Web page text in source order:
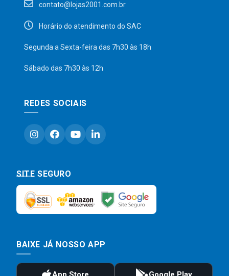
contato@lojas2001.com.br
Horário do atendimento do SAC
Segunda a Sexta-feira das 7h30 às 18h
Sábado das 7h30 às 12h
REDES SOCIAIS
SITE SEGURO
BAIXE JÁ NOSSO APP